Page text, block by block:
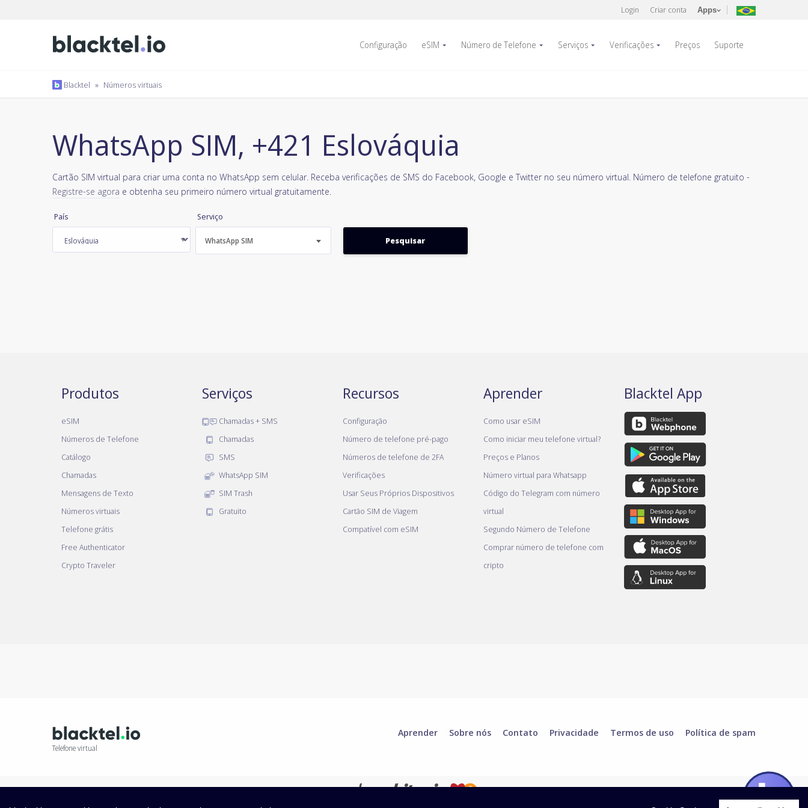
Login Criar conta Apps
Configuração eSIM Número de Telefone Serviços Verificações Preços Suporte
Blacktel » Números virtuais
WhatsApp SIM, +421 Eslováquia
Cartão SIM virtual para criar uma conta no WhatsApp sem celular. Receba verificações de SMS do Facebook, Google e Twitter no seu número virtual. Número de telefone gratuito -
Registre-se agora e obtenha seu primeiro número virtual gratuitamente.
País Serviço
WhatsApp SIM
Produtos
eSIM
Números de Telefone
Catálogo
Chamadas
Mensagens de Texto
Números virtuais
Telefone grátis
Free Authenticator
Crypto Traveler
Serviços
Chamadas + SMS
Chamadas
SMS
WhatsApp SIM
SIM Trash
Gratuito
Recursos
Configuração
Número de telefone pré-pago
Números de telefone de 2FA
Verificações
Usar Seus Próprios Dispositivos
Cartão SIM de Viagem
Compatível com eSIM
Aprender
Como usar eSIM
Como iniciar meu telefone virtual?
Preços e Planos
Número virtual para Whatsapp
Código do Telegram com número
virtual
Segundo Número de Telefone
Comprar número de telefone com
cripto
Blacktel App
Telefone virtual
Aprender Sobre nós Contato Privacidade Termos de uso Política de spam